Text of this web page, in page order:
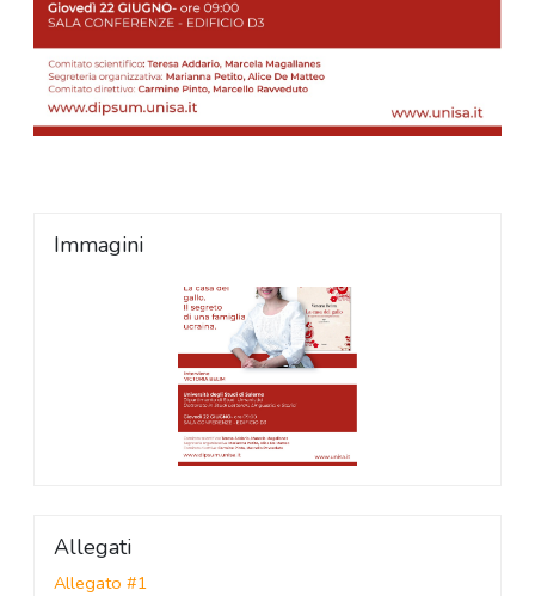
Immagini
Allegati
Allegato #1